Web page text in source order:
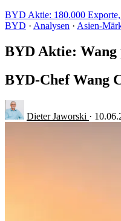
BYD Aktie: 180.000
BYD · Analysen · Asien-
BYD Aktie:
BYD-Chef Wang
Dieter Jaworski ·